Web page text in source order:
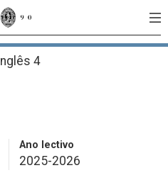
Inglês 4
Ano lectivo
2025-2026